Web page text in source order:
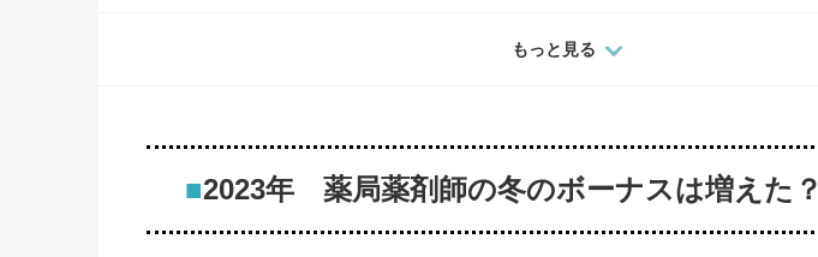
もっと見る
■2023年 薬局薬剤師の冬のボーナスは増えた？